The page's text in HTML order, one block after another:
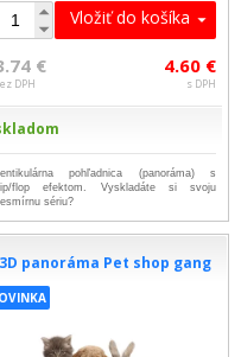
Vložiť do košíka
€
DPH
4.60 €
s DPH
pohľadnica (panoráma) s
flop efektom. Vyskladáte si svoju
sériu?
3D panoráma Pet shop gang